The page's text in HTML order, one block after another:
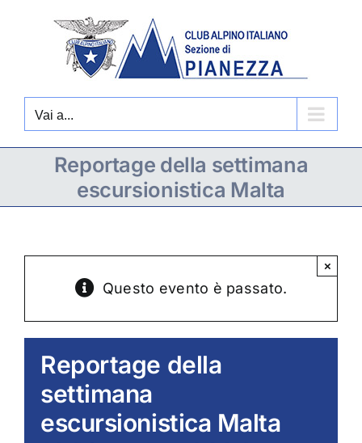
contenuto
Vai a...
Reportage della settimana
escursionistica Malta
Questo evento è passato.
×
Reportage della
settimana
escursionistica Malta